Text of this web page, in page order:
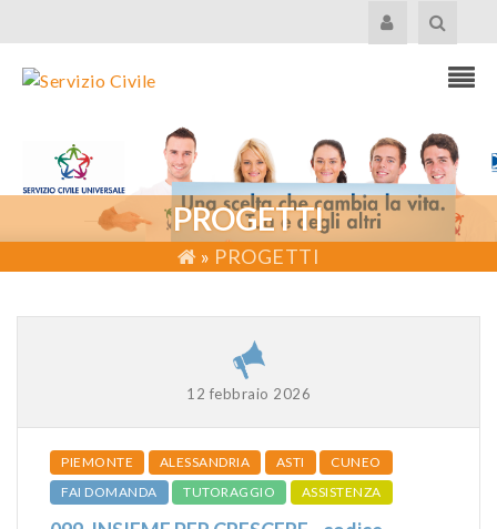
PROGETTI
» PROGETTI
12 febbraio 2026
PIEMONTE ALESSANDRIA ASTI
CUNEO
FAI DOMANDA
TUTORAGGIO ASSISTENZA